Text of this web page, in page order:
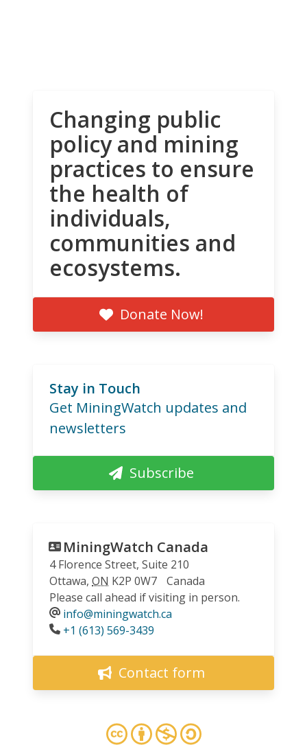
Changing public
policy and mining
practices to ensure
the health of
individuals,
communities and
ecosystems.
Donate Now!
Stay in Touch
Get MiningWatch updates and
newsletters
Subscribe
MiningWatch Canada
4 Florence Street, Suite 210
Ottawa, ON K2P 0W7
Canada
Please call ahead if visiting in person.
info@miningwatch.ca
Phone
+1 (613) 569-3439
Contact form